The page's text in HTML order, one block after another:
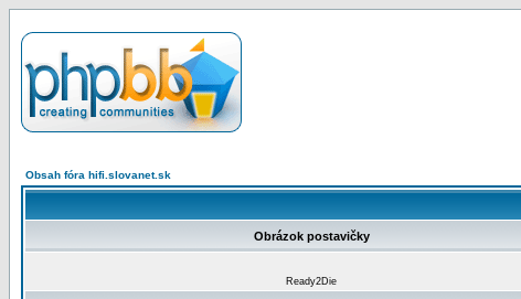
Obsah fóra hifi.slovanet.sk
Obrázok postavičky
Ready2Die